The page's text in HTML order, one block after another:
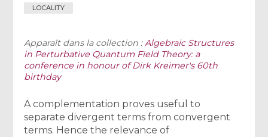
LOCALITY
Apparaît dans la collection :Algebraic Structures
in Perturbative Quantum Field Theory: a
conference in honour of Dirk Kreimer's 60th
birthday
A complementation proves useful to
separate divergent terms from convergent
terms. Hence the relevance of